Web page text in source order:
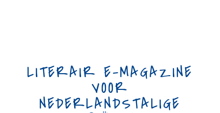
LITERAIR E-MAGAZINE
VOOR
NEDERLANDSTALIGE